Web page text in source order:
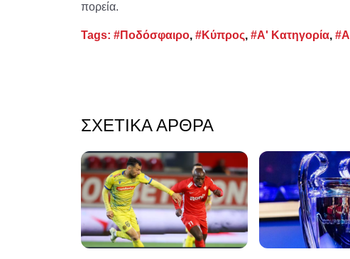
πορεία.
Tags: #Ποδόσφαιρο, #Κύπρος, #Α' Κατηγορία,
ΣΧΕΤΙΚΆ ΆΡΘΡΑ